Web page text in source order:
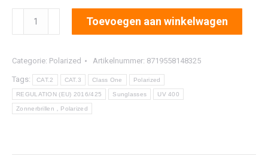
aantal
Toevoegen aan winkelwagen
Categorie: Polarized Artikelnummer: 8719558148325
Tags: CAT.2 CAT.3 Class One Polarized
REGULATION (EU) 2016/425 Sunglasses UV 400
Zonnerbrillen，Polarized